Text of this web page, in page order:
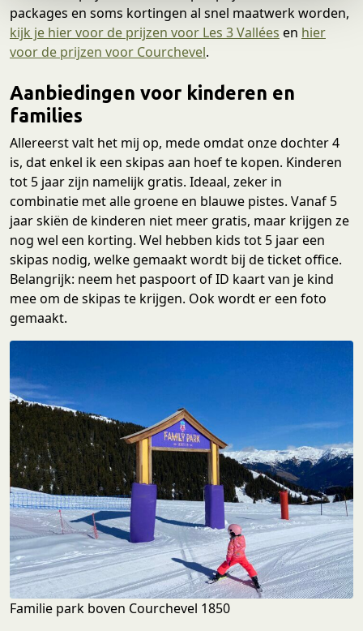
packages en soms kortingen al snel maatwerk worden,
kijk je hier voor de prijzen voor Les 3 Vallées en hier
voor de prijzen voor Courchevel.
Aanbiedingen voor kinderen en
families
Allereerst valt het mij op, mede omdat onze dochter 4
is, dat enkel ik een skipas aan hoef te kopen. Kinderen
tot 5 jaar zijn namelijk gratis. Ideaal, zeker in
combinatie met alle groene en blauwe pistes. Vanaf 5
jaar skiën de kinderen niet meer gratis, maar krijgen ze
nog wel een korting. Wel hebben kids tot 5 jaar een
skipas nodig, welke gemaakt wordt bij de ticket office.
Belangrijk: neem het paspoort of ID kaart van je kind
mee om de skipas te krijgen. Ook wordt er een foto
gemaakt.
Familie park boven Courchevel 1850